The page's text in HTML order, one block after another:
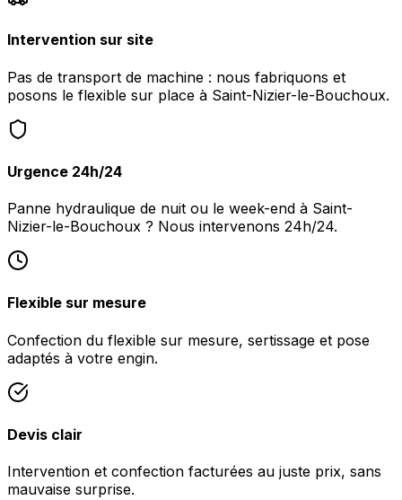
Intervention sur site
Pas de transport de machine : nous fabriquons et
posons le flexible sur place à Saint-Nizier-le-Bouchoux.
Urgence 24h/24
Panne hydraulique de nuit ou le week-end à Saint-
Nizier-le-Bouchoux ? Nous intervenons 24h/24.
Flexible sur mesure
Confection du flexible sur mesure, sertissage et pose
adaptés à votre engin.
Devis clair
Intervention et confection facturées au juste prix, sans
mauvaise surprise.